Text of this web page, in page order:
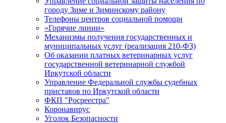
городу Зиме и Зиминскому району
Телефоны центров социальной помощи
«Горячие линии»
Механизмы получения государственных и
муниципальных услуг (реализация 210-ФЗ)
Об оказании платных ветеринарных услуг
государственной ветеринарной службой
Иркутской области
Управление Федеральной службы судебных
приставов по Иркутской области
ФКП "Росреестра"
Коронавирус
Уголок Безопасности